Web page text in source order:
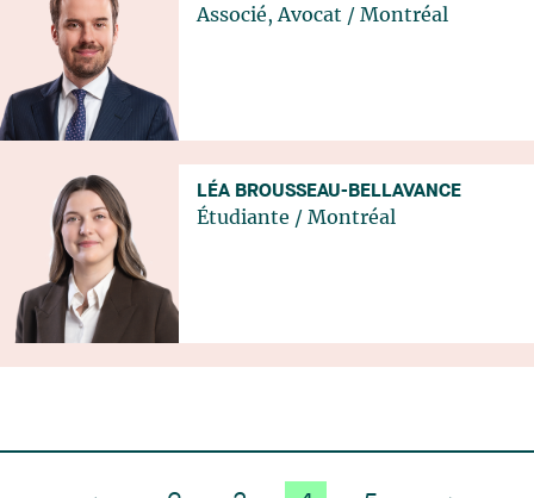
Associé, Avocat / Montréal
LÉA BROUSSEAU-BELLAVANCE
Étudiante / Montréal